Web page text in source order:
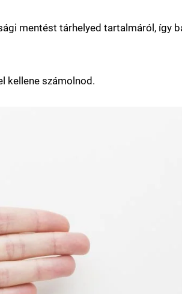
mentést tárhelyed tartalmáról, így
kellene számolnod.